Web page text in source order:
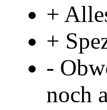
+
+
-
noch